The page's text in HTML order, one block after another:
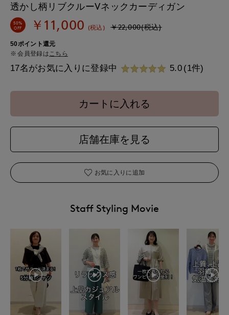
透かし柄リブクルーVネックカーディガン
50%
OFF
￥11,000 (税込) ￥22,000(税込)
50ポイント還元
会員登録は こちら
17名がお気に入りに登録中 5.0 (1件)
カートに入れる
店舗在庫を見る
お気に入りに追加
Staff Styling Movie